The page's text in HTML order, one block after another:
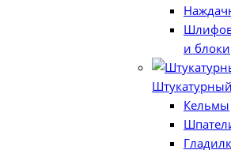
и блоки
Кельмы